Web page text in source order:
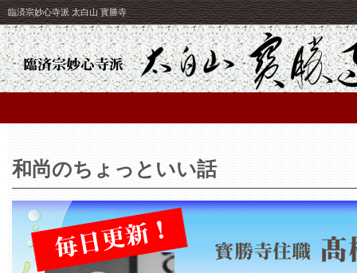
臨済宗妙心寺派 太白山 寳勝寺
和尚のちょっといい話